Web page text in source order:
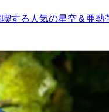
する人気の星空＆亜